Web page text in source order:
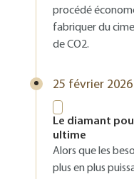
procédé
fabriquer du
de CO2.
25 février 2026
Le diamant
ultime
Alors que les
plus en plus